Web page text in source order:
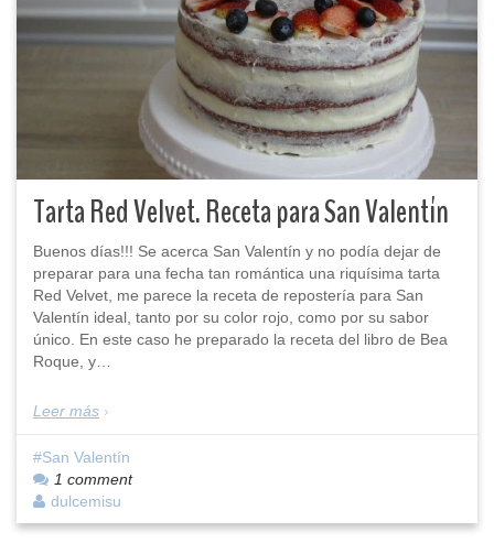
Tarta Red Velvet. Receta para San Valentín
Buenos días!!! Se acerca San Valentín y no podía dejar de
preparar para una fecha tan romántica una riquísima tarta
Red Velvet, me parece la receta de repostería para San
Valentín ideal, tanto por su color rojo, como por su sabor
único. En este caso he preparado la receta del libro de Bea
Roque, y…
Leer más
San Valentín
1 comment
dulcemisu